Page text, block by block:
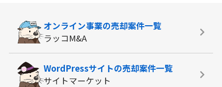
オンライン事業の売却案件一覧
ラッコM&A
WordPressサイトの売却案件一覧
サイトマーケット